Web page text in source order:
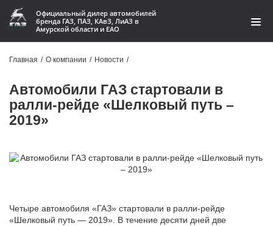
Официальный дилер автомобилей
бренда ГАЗ, ПАЗ, КАвЗ, ЛиАЗ в
Амурской области и ЕАО
Запчасти
Акции
Контакты
Главная / О компании / Новости /
Автомобили ГАЗ стартовали в
ралли-рейде «Шелковый путь –
2019»
Четыре автомобиля «ГАЗ» стартовали в ралли-рейде
«Шелковый путь — 2019». В течение десяти дней две